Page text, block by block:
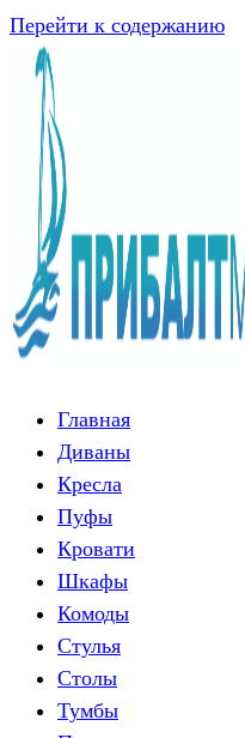
Перейти к содержанию
Главная
Диваны
Кресла
Пуфы
Кровати
Шкафы
Комоды
Стулья
Столы
Тумбы